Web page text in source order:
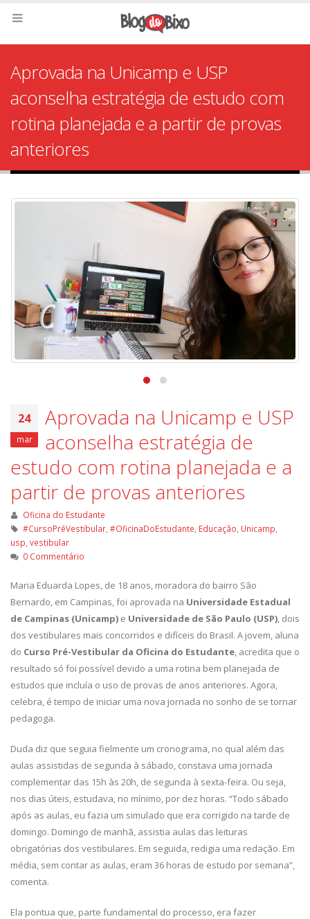
Aprovada na Unicamp e USP
aconselha estratégia de estudo com
rotina planejada e a partir de provas
anteriores
24
mar
Aprovada na Unicamp e USP
aconselha estratégia de
estudo com rotina planejada e a
partir de provas anteriores
Oficina do Estudante
#CursoPréVestibular, #OficinaDoEstudante Educação Unicamp
usp vestibular
0 Commentário
Maria Eduarda Lopes, de 18 anos, moradora do bairro São
Bernardo, em Campinas, foi aprovada na Universidade Estadual
de Campinas (Unicamp) e Universidade de São Paulo (USP), dois
dos vestibulares mais concorridos e difíceis do Brasil. A jovem, aluna
do Curso Pré-Vestibular da Oficina do Estudante, acredita que o
resultado só foi possível devido a uma rotina bem planejada de
estudos que incluía o uso de provas de anos anteriores. Agora,
celebra, é tempo de iniciar uma nova jornada no sonho de se tornar
pedagoga.
Duda diz que seguia fielmente um cronograma, no qual além das
aulas assistidas de segunda à sábado, constava uma jornada
complementar das 15h às 20h, de segunda à sexta-feira. Ou seja,
nos dias úteis, estudava, no mínimo, por dez horas. “Todo sábado
após as aulas, eu fazia um simulado que era corrigido na tarde de
domingo. Domingo de manhã, assistia aulas das leituras
obrigatórias dos vestibulares. Em seguida, redigia uma redação. Em
média, sem contar as aulas, eram 36 horas de estudo por semana”,
comenta.
Ela pontua que, parte fundamental do processo, era fazer